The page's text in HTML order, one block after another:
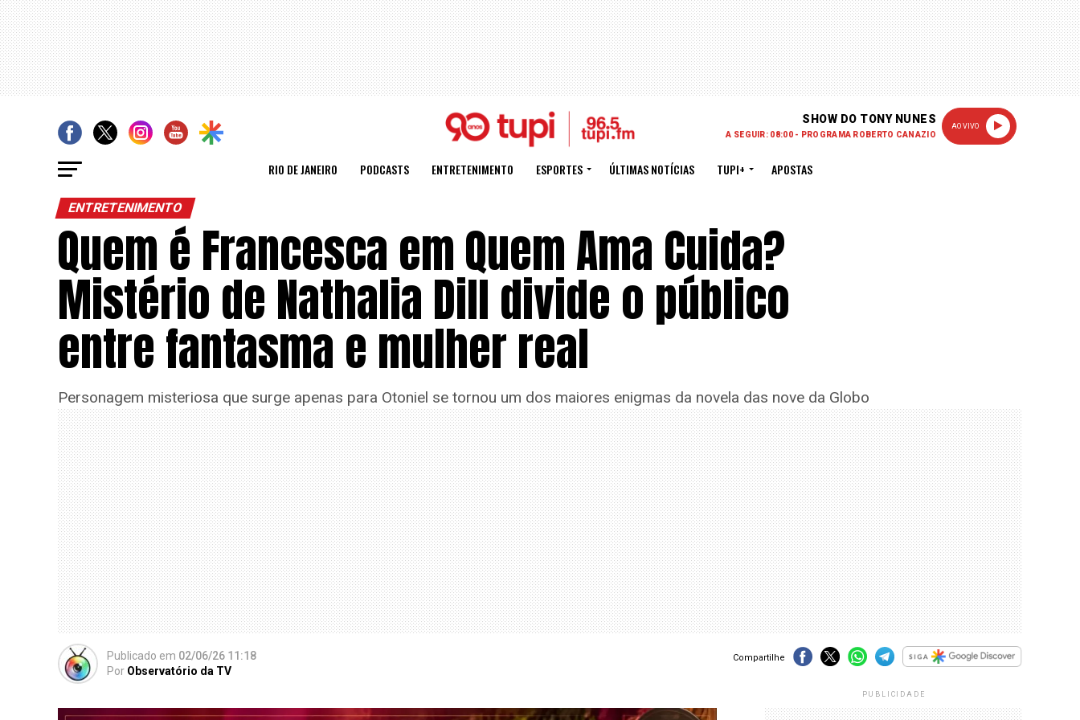
SHOW DO TONY NUNES
A SEGUIR: 08:00 - PROGRAMA ROBERTO CANAZIO
AO VIVO
RIO DE JANEIRO PODCASTS ENTRETENIMENTO ESPORTES ÚLTIMAS NOTÍCIAS TUPI+ APOSTAS
ENTRETENIMENTO
Quem é Francesca em Quem Ama Cuida?
Mistério de Nathalia Dill divide o público
entre fantasma e mulher real
Personagem misteriosa que surge apenas para Otoniel se tornou um dos maiores enigmas da novela das nove da Globo
Publicado em 02/06/26 11:18
Por Observatório da TV
Compartilhe
PUBLICIDADE